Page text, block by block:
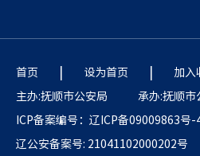
首页 | 设为首页 |
加入
主办:抚顺市公安局
承办:抚顺市
ICP备案编号：辽ICP备09009863号-
辽公安备案号: 21041102000202号